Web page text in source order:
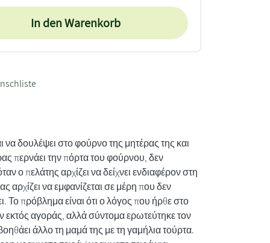
In den Warenkorb
να δουλέψει στο φούρνο της μητέρας της και
περνάει την πόρτα του φούρνου, δεν
ο πελάτης αρχίζει να δείχνει ενδιαφέρον στη
να εμφανίζεται σε μέρη που δεν
Το πρόβλημα είναι ότι ο λόγος που ήρθε στο
εκτός αγοράς, αλλά σύντομα ερωτεύτηκε τον
άλλο τη μαμά της με τη γαμήλια τούρτα.